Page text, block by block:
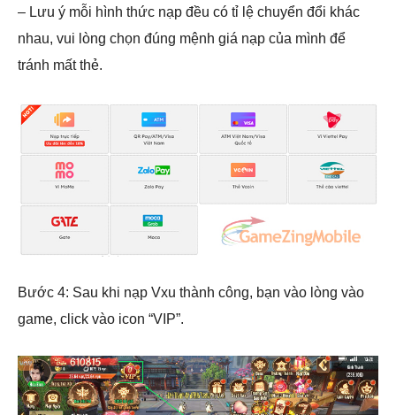
– Lưu ý mỗi hình thức nạp đều có tỉ lệ chuyển đổi khác
nhau, vui lòng chọn đúng mệnh giá nạp của mình để
tránh mất thẻ.
Bước 4: Sau khi nạp Vxu thành công, bạn vào lòng vào
game, click vào icon “VIP”.